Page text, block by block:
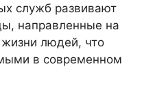
служб развивают
направленные на
людей, что
в современном